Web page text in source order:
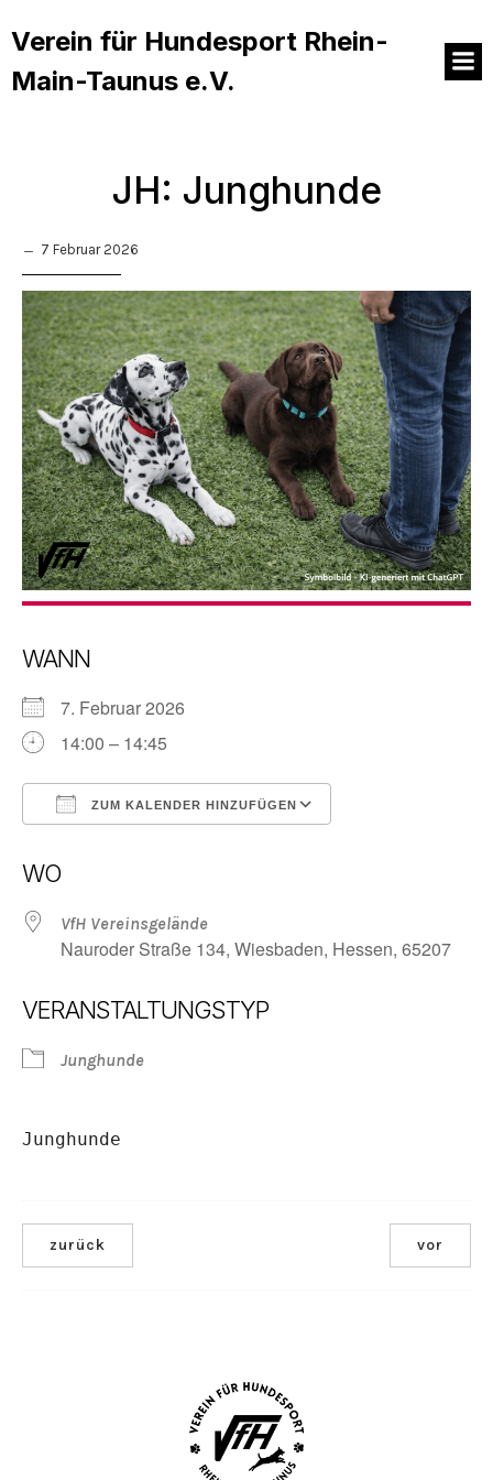
Verein für Hundesport Rhein-
Main-Taunus e.V.
JH: Junghunde
7 Februar 2026
WANN
7. Februar 2026
14:00 – 14:45
ZUM KALENDER HINZUFÜGEN
WO
VfH Vereinsgelände
Nauroder Straße 134, Wiesbaden, Hessen, 65207
VERANSTALTUNGSTYP
Junghunde
Junghunde
zurück vor